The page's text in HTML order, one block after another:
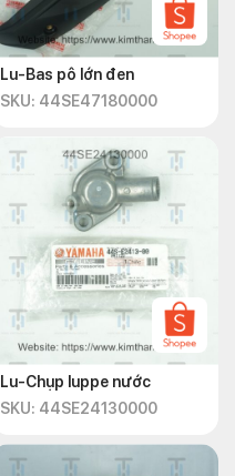
Lu-Bas pô lớn đen
SKU: 44SE47180000
Lu-Chụp luppe nước
SKU: 44SE24130000